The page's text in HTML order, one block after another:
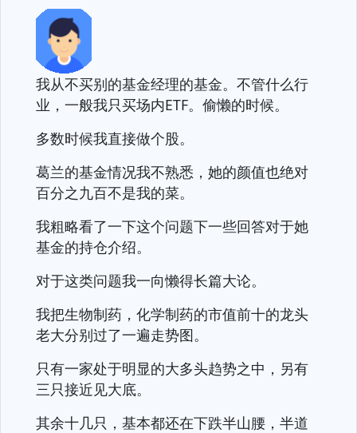
我从不买别的基金经理的基金。不管什么行
业，一般我只买场内ETF。偷懒的时候。
多数时候我直接做个股。
葛兰的基金情况我不熟悉，她的颜值也绝对
百分之九百不是我的菜。
我粗略看了一下这个问题下一些回答对于她
基金的持仓介绍。
对于这类问题我一向懒得长篇大论。
我把生物制药，化学制药的市值前十的龙头
老大分别过了一遍走势图。
只有一家处于明显的大多头趋势之中，另有
三只接近见大底。
其余十几只，基本都还在下跌半山腰，半道